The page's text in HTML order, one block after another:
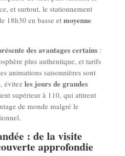
et surtout, le stationnement
18h30 en basse et moyenne
des avantages certains:
plus authentique, et tarifs
animations saisonnières sont
évitez les jours de grandes
supérieur à 110, qui attirent
de monde malgré le
: de la visite
approfondie